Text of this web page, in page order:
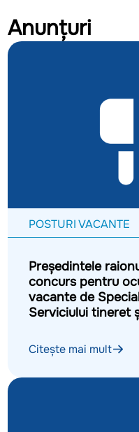
Anunțuri
POSTURI VACANTE
Președintele
concurs pentru
vacante de
Serviciului tineret
Citește mai mult